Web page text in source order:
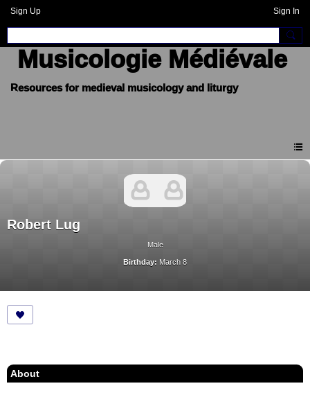
Sign Up Sign In
Musicologie Médiévale
Robert Lug
Male
Birthday: March 8
About